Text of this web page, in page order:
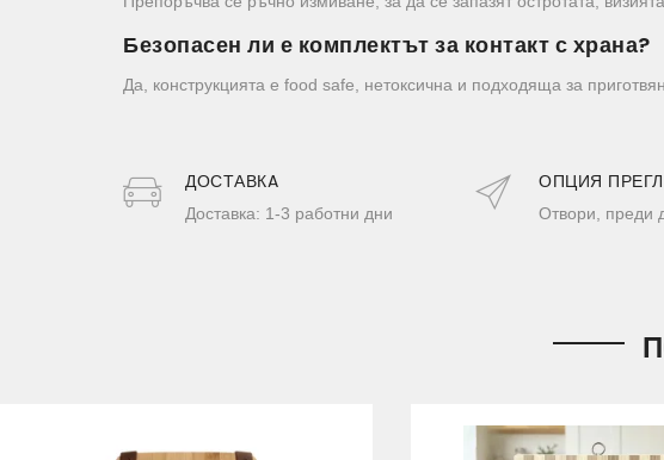
Безопасен ли е комплектът за контакт с храна?
Да, конструкцията е food safe, нетоксична и подходяща за
ДОСТАВКA
Доставка: 1-3 работни дни
ОПЦИЯ
Отвори, преди